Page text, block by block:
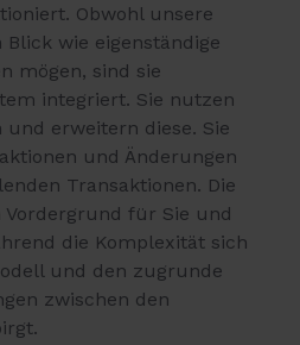
Obwohl unsere
wie eigenständige
mögen, sind sie
integriert. Sie nutzen
erweitern diese. Sie
und Änderungen
Transaktionen. Die
für Sie und
die Komplexität sich
und den zugrunde
zwischen den